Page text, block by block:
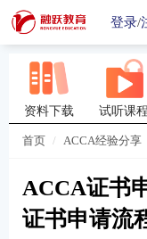
登录/
资料下载 试听课程
首页 ACCA经验分享
ACCA证书
证书申请流